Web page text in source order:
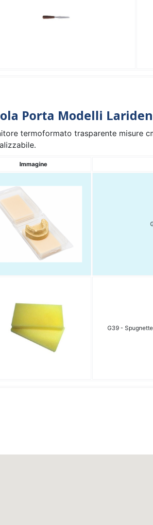
Porta Modelli
termoformato trasparente misure
Immagine
G39 -